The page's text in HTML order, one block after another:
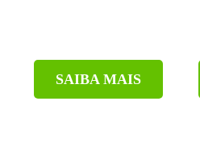
SAIBA MAIS